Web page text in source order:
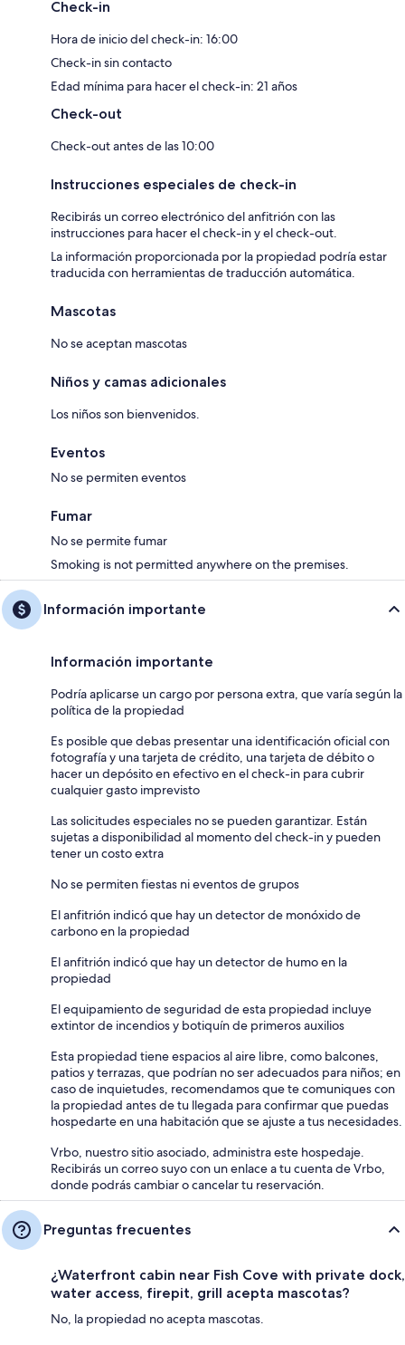
Check-in
Hora de inicio del check-in: 16:00
Check-in sin contacto
Edad mínima para hacer el check-in: 21 años
Check-out
Check-out antes de las 10:00
Instrucciones especiales de check-in
Recibirás un correo electrónico del anfitrión con las
instrucciones para hacer el check-in y el check-out.
La información proporcionada por la propiedad podría estar
traducida con herramientas de traducción automática.
Mascotas
No se aceptan mascotas
Niños y camas adicionales
Los niños son bienvenidos.
Eventos
No se permiten eventos
Fumar
No se permite fumar
Smoking is not permitted anywhere on the premises.
Información importante
Información importante
Podría aplicarse un cargo por persona extra, que varía según la
política de la propiedad
Es posible que debas presentar una identificación oficial con
fotografía y una tarjeta de crédito, una tarjeta de débito o
hacer un depósito en efectivo en el check-in para cubrir
cualquier gasto imprevisto
Las solicitudes especiales no se pueden garantizar. Están
sujetas a disponibilidad al momento del check-in y pueden
tener un costo extra
No se permiten fiestas ni eventos de grupos
El anfitrión indicó que hay un detector de monóxido de
carbono en la propiedad
El anfitrión indicó que hay un detector de humo en la
propiedad
El equipamiento de seguridad de esta propiedad incluye
extintor de incendios y botiquín de primeros auxilios
Esta propiedad tiene espacios al aire libre, como balcones,
patios y terrazas, que podrían no ser adecuados para niños; en
caso de inquietudes, recomendamos que te comuniques con
la propiedad antes de tu llegada para confirmar que puedas
hospedarte en una habitación que se ajuste a tus necesidades.
Vrbo, nuestro sitio asociado, administra este hospedaje.
Recibirás un correo suyo con un enlace a tu cuenta de Vrbo,
donde podrás cambiar o cancelar tu reservación.
Preguntas frecuentes
¿Waterfront cabin near Fish Cove with private dock,
water access, firepit, grill acepta mascotas?
No, la propiedad no acepta mascotas.